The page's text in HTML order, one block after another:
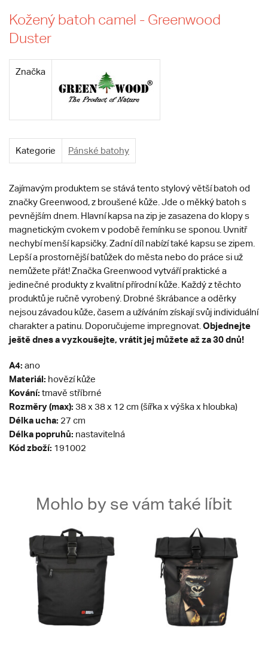
Kožený batoh camel - Greenwood
Duster
Značka
Kategorie Pánské batohy
Zajímavým produktem se stává tento stylový větší batoh od
značky Greenwood, z broušené kůže. Jde o měkký batoh s
pevnějším dnem. Hlavní kapsa na zip je zasazena do klopy s
magnetickým cvokem v podobě řemínku se sponou. Uvnitř
nechybí menší kapsičky. Zadní díl nabízí také kapsu se zipem.
Lepší a prostornější batůžek do města nebo do práce si už
nemůžete přát! Značka Greenwood vytváří praktické a
jedinečné produkty z kvalitní přírodní kůže. Každý z těchto
produktů je ručně vyrobený. Drobné škrábance a oděrky
nejsou závadou kůže, časem a užíváním získají svůj individuální
charakter a patinu. Doporučujeme impregnovat. Objednejte
ještě dnes a vyzkoušejte, vrátit jej můžete až za 30 dnů!
A4: ano
Materiál: hovězí kůže
Kování: tmavě stříbrné
Rozměry (max): 38 x 38 x 12 cm (šířka x výška x hloubka)
Délka ucha: 27 cm
Délka popruhů: nastavitelná
Kód zboží: 191002
Mohlo by se vám také líbit